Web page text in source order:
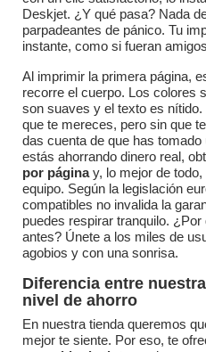
Deskjet. ¿Y qué pasa? Nada
parpadeantes de pánico. Tu
instante, como si fueran
Al imprimir la primera página,
recorre el cuerpo. Los colores
son suaves y el texto es nítido.
que te mereces, pero sin que
das cuenta de que has tomado
estás ahorrando dinero real,
por páginay, lo mejor de todo,
equipo. Según la legislación
compatibles no invalida la
puedes respirar tranquilo.
antes? Únete a los miles de
agobios y con una sonrisa.
Diferencia entre
nivel de ahorro
En nuestra tienda queremos
mejor te siente. Por eso, te